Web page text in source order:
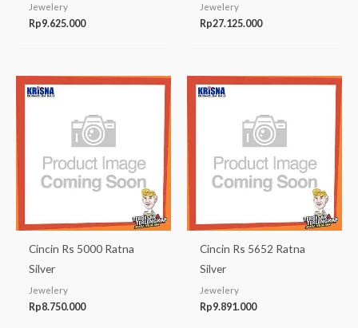
Jewelery
Rp9.625.000
Jewelery
Rp27.125.000
Cincin Rs 5000 Ratna
Silver
Jewelery
Rp8.750.000
Cincin Rs 5652 Ratna
Silver
Jewelery
Rp9.891.000